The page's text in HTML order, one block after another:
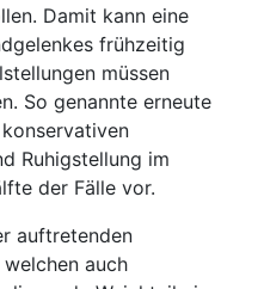
Damit kann eine
frühzeitig
müssen
So genannte erneute
Ruhigstellung im
der Fälle vor.
auftretenden
auch